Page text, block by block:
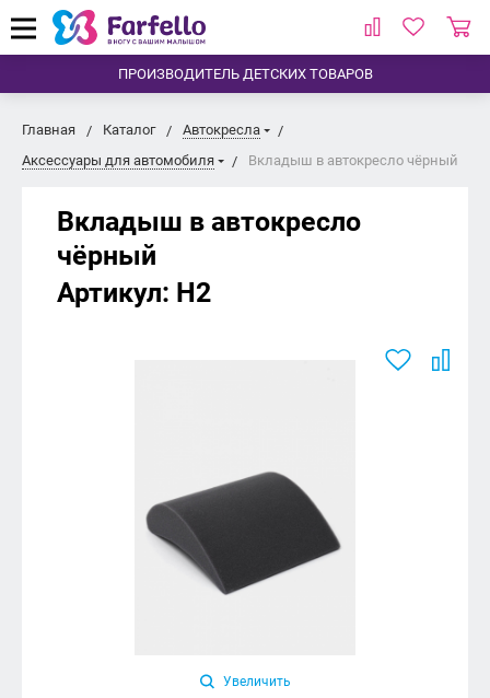
ПРОИЗВОДИТЕЛЬ ДЕТСКИХ ТОВАРОВ
Главная Каталог
Автокресла
Аксессуары для автомобиля
Вкладыш в автокресло чёрный
Вкладыш в автокресло
чёрный
Артикул: H2
Увеличить